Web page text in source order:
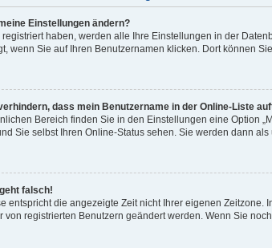
Einstellungen ändern?
haben, werden alle Ihre Einstellungen in der
wenn Sie auf Ihren Benutzernamen klicken. Dort können
dass mein Benutzername in der Online-Liste
Bereich finden Sie in den Einstellungen eine Option
Sie selbst Ihren Online-Status sehen. Sie werden dann
falsch!
entspricht die angezeigte Zeit nicht Ihrer eigenen Zeitzone.
von registrierten Benutzern geändert werden. Wenn Sie